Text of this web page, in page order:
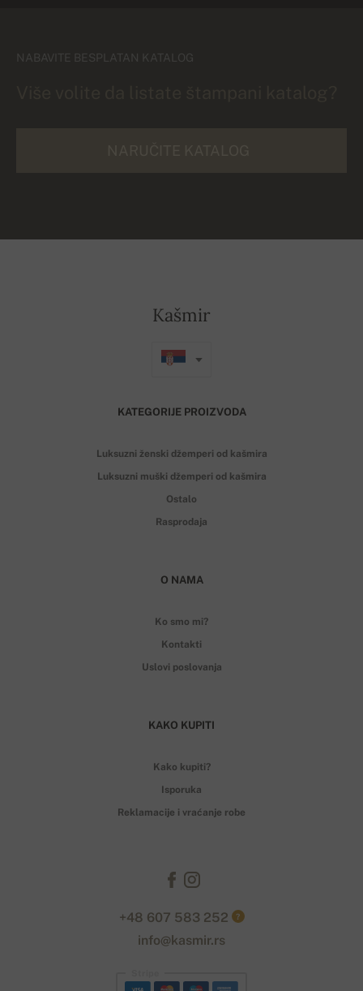
NABAVITE BESPLATAN KATALOG
Kašmir
KATEGORIJE PROIZVODA
Luksuzni ženski džemperi od kašmira
Luksuzni muški džemperi od kašmira
Ostalo
Rasprodaja
O NAMA
Ko smo mi?
Kontakti
Uslovi poslovanja
KAKO KUPITI
Kako kupiti?
Isporuka
Reklamacije i vraćanje robe
+48 607 583 252 ?
info@kasmir.rs